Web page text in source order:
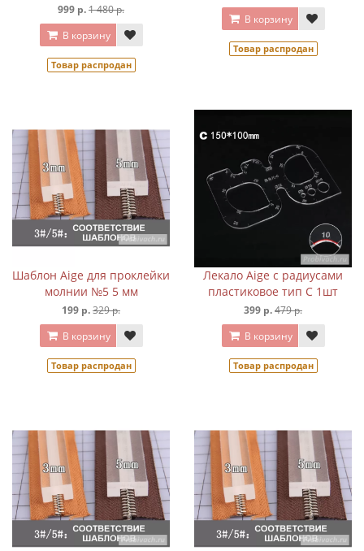
999 р.1 480 р.
В корзину
Товар распродан
В корзину
Товар распродан
Шаблон Aige для проклейки
молнии №5 5 мм
199 р.329 р.
В корзину
Товар распродан
Лекало Aige с радиусами
пластиковое тип C 1шт
399 р.479 р.
В корзину
Товар распродан